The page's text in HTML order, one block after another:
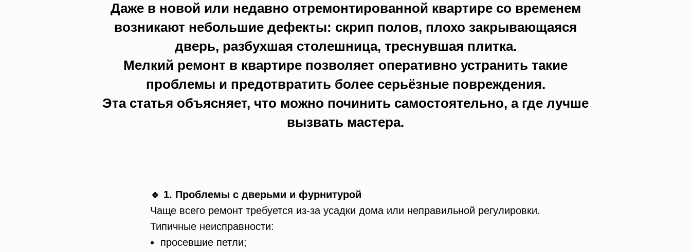
Даже в новой или недавно отремонтированной квартире со временем
возникают небольшие дефекты: скрип полов, плохо закрывающаяся
дверь, разбухшая столешница, треснувшая плитка.
Мелкий ремонт в квартире позволяет оперативно устранить такие
проблемы и предотвратить более серьёзные повреждения.
Эта статья объясняет, что можно починить самостоятельно, а где лучше
вызвать мастера.
🔹 1. Проблемы с дверьми и фурнитурой
Чаще всего ремонт требуется из-за усадки дома или неправильной регулировки.
Типичные неисправности:
просевшие петли;